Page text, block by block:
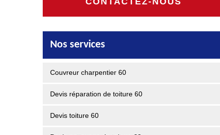
Nos services
Couvreur charpentier 60
Devis réparation de toiture 60
Devis toiture 60